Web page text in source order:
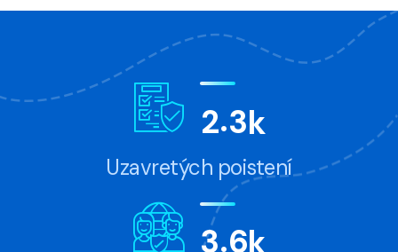
2.3k
Uzavretých poistení
3.6k